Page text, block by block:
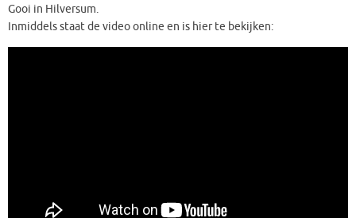
Gooi in Hilversum.
Inmiddels staat de video online en is hier te bekijken: